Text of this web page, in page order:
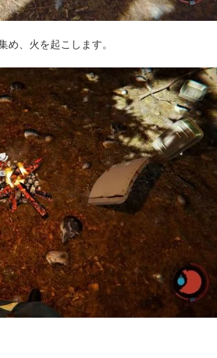
、火を起こします。